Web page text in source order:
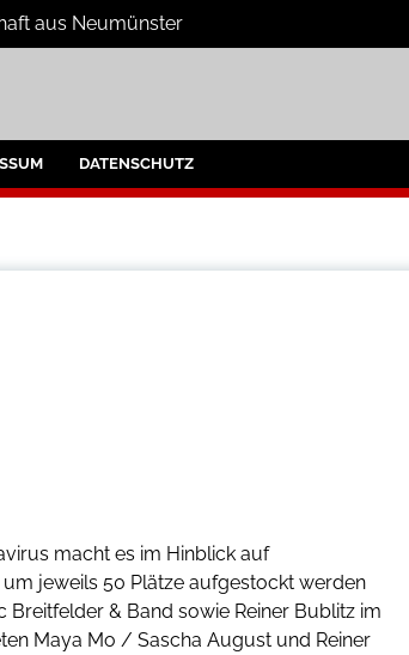
aus Neumünster
Umgebung
DATENSCHUTZ
macht es im Hinblick auf
jeweils 50 Plätze aufgestockt werden
Breitfelder & Band sowie Reiner Bublitz im
Maya Mo / Sascha August und Reiner